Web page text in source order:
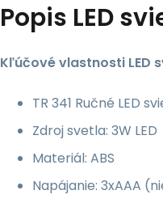
Popis LED
Kľúčové vlastnosti LED
TR 341 Ručné LED
Zdroj svetla: 3W LED
Materiál: ABS
Napájanie: 3xAAA